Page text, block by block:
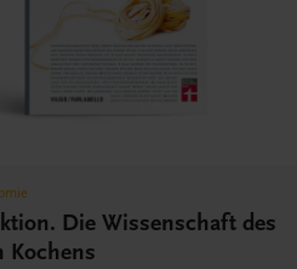
Die Wissenschaft des
Kochens